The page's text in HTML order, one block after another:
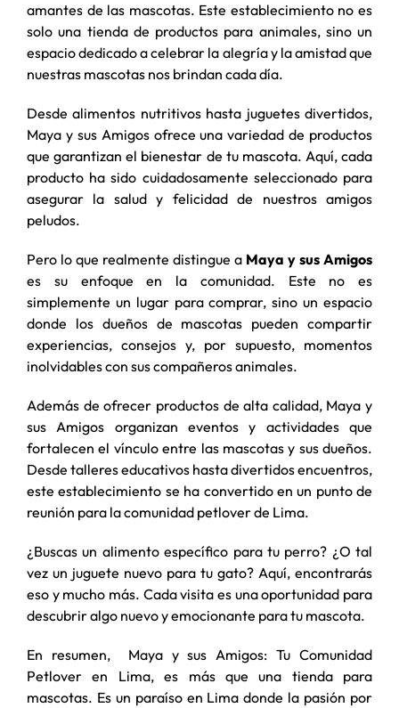
amantes de las mascotas. Este establecimiento no es
solo una tienda de productos para animales, sino un
espacio dedicado a celebrar la alegría y la amistad que
nuestras mascotas nos brindan cada día.
Desde alimentos nutritivos hasta juguetes divertidos,
Maya y sus Amigos ofrece una variedad de productos
que garantizan el bienestar de tu mascota. Aquí, cada
producto ha sido cuidadosamente seleccionado para
asegurar la salud y felicidad de nuestros amigos
peludos.
Pero lo que realmente distingue a Maya y sus Amigos
es su enfoque en la comunidad. Este no es
simplemente un lugar para comprar, sino un espacio
donde los dueños de mascotas pueden compartir
experiencias, consejos y, por supuesto, momentos
inolvidables con sus compañeros animales.
Además de ofrecer productos de alta calidad, Maya y
sus Amigos organizan eventos y actividades que
fortalecen el vínculo entre las mascotas y sus dueños.
Desde talleres educativos hasta divertidos encuentros,
este establecimiento se ha convertido en un punto de
reunión para la comunidad petlover de Lima.
¿Buscas un alimento específico para tu perro? ¿O tal
vez un juguete nuevo para tu gato? Aquí, encontrarás
eso y mucho más. Cada visita es una oportunidad para
descubrir algo nuevo y emocionante para tu mascota.
En resumen, Maya y sus Amigos: Tu Comunidad
Petlover en Lima, es más que una tienda para
mascotas. Es un paraíso en Lima donde la pasión por